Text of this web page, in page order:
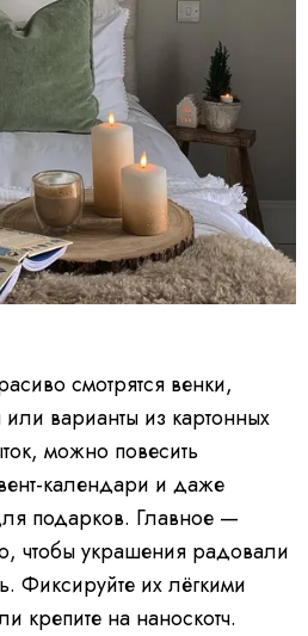
смотрятся венки,
варианты из картонных
можно повесить
календари и даже
подарков. Главное —
чтобы украшения радовали
Фиксируйте их лёгкими
крепите на наноскотч.